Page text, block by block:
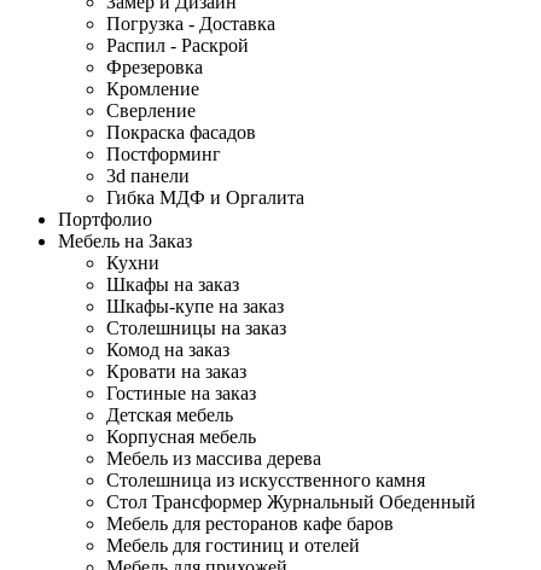
Погрузка - Доставка
Распил - Раскрой
Фрезеровка
Кромление
Сверление
Покраска фасадов
Постформинг
3d панели
Гибка МДФ и Оргалита
Портфолио
Мебель на Заказ
Кухни
Шкафы на заказ
Шкафы-купе на заказ
Столешницы на заказ
Комод на заказ
Кровати на заказ
Гостиные на заказ
Детская мебель
Корпусная мебель
Мебель из массива дерева
Столешница из искусственного камня
Стол Трансформер Журнальный Обеденный
Мебель для ресторанов кафе баров
Мебель для гостиниц и отелей